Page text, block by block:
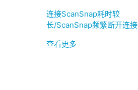
连接ScanSnap耗时较
长/ScanSnap频繁断开连接
查看更多